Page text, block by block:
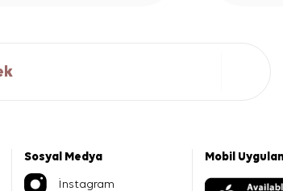
Sosyal Medya
İnstagram
Mobil